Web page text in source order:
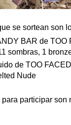
se sortean son
BAR de TOO
sombras, 1
de TOO
Nude
para participar son